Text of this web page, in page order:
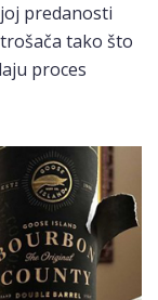
predanosti
tako što
proces